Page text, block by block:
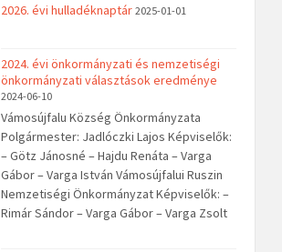
2026. évi hulladéknaptár 2025-01-01
2024. évi önkormányzati és nemzetiségi
önkormányzati választások eredménye
2024-06-10
Vámosújfalu Község Önkormányzata
Polgármester: Jadlóczki Lajos Képviselők:
– Götz Jánosné – Hajdu Renáta – Varga
Gábor – Varga István Vámosújfalui Ruszin
Nemzetiségi Önkormányzat Képviselők: –
Rimár Sándor – Varga Gábor – Varga Zsolt